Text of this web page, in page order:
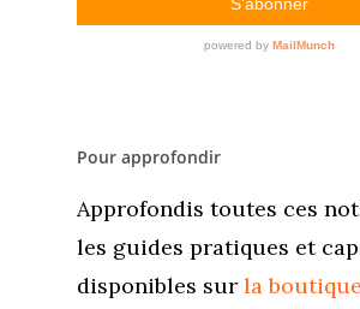
Pour approfondir
Approfondis toutes ces
les guides pratiques et
disponibles sur la boutique
Blog
Se